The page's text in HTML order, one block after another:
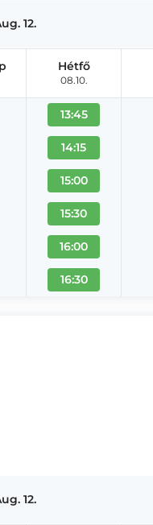
12.
Hétfő
08.10.
13:45
14:15
15:00
15:30
16:00
16:30
12.